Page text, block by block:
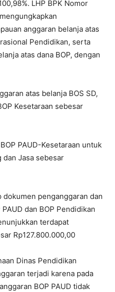
LHP BPK Nomor
anggaran belanja atas
Pendidikan, serta
atas dana BOP, dengan
atas belanja BOS SD,
Kesetaraan sebesar
PAUD-Kesetaraan untuk
dan Jasa sebesar
penganggaran dan
dan BOP Pendidikan
terdapat
Rp127.800.000,00
Dinas Pendidikan
terjadi karena pada
BOP PAUD tidak